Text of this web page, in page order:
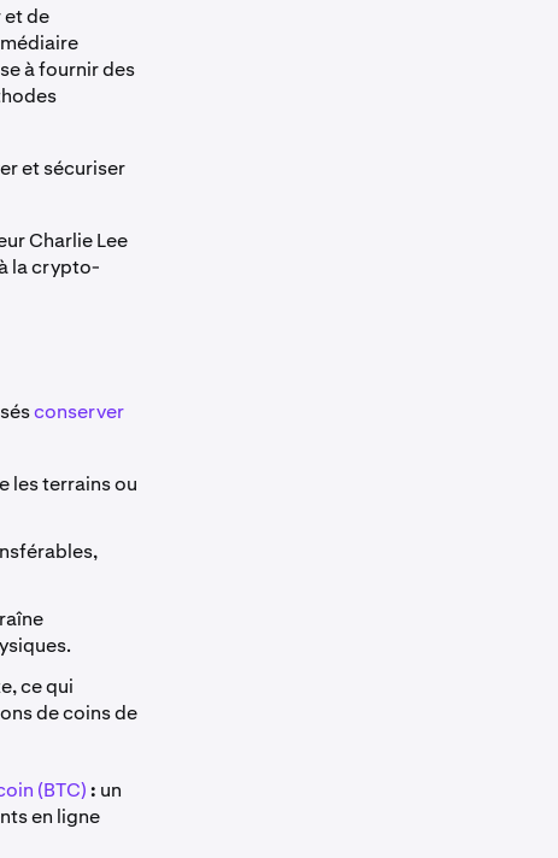
de
à fournir des
et sécuriser
Charlie Lee
la crypto-
conserver
les terrains ou
ce qui
de coins de
(BTC): un
en ligne